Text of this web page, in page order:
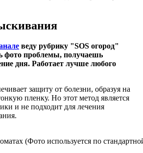
веду рубрику "SOS огород"
проблемы, получаешь
дня. Работает лучше любого
защиту от болезни, образуя на
пленку. Но этот метод является
и не подходит для лечения
(Фото используется по